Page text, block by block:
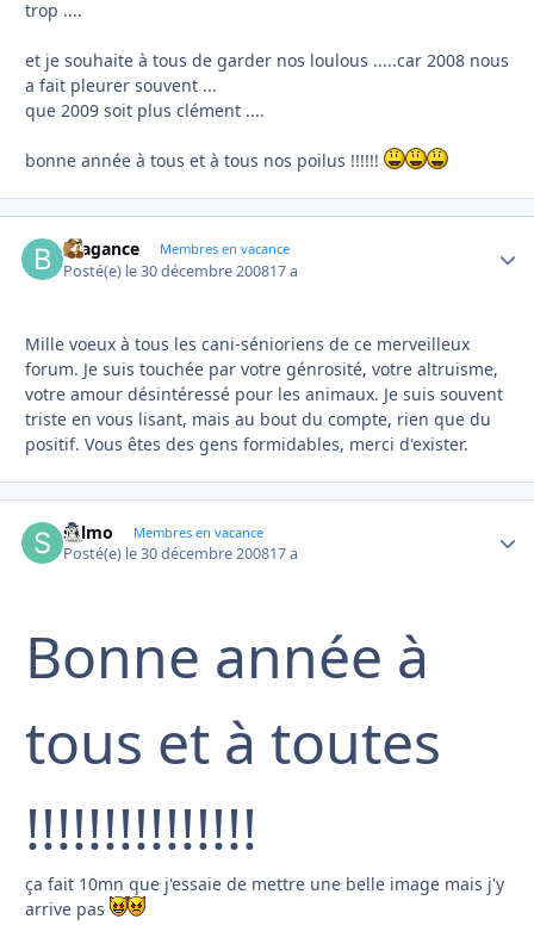
trop ....
et je souhaite à tous de garder nos loulous .....car 2008 nous
a fait pleurer souvent ...
que 2009 soit plus clément ....
bonne année à tous et à tous nos poilus !!!!!!
Bragance Membres en vacance
Posté(e) le 30 décembre 200817 a
Mille voeux à tous les cani-sénioriens de ce merveilleux
forum. Je suis touchée par votre génrosité, votre altruisme,
votre amour désintéressé pour les animaux. Je suis souvent
triste en vous lisant, mais au bout du compte, rien que du
positif. Vous êtes des gens formidables, merci d'exister.
sylmo Membres en vacance
Posté(e) le 30 décembre 200817 a
Bonne année à
tous et à toutes
!!!!!!!!!!!!!!!
ça fait 10mn que j'essaie de mettre une belle image mais j'y
arrive pas